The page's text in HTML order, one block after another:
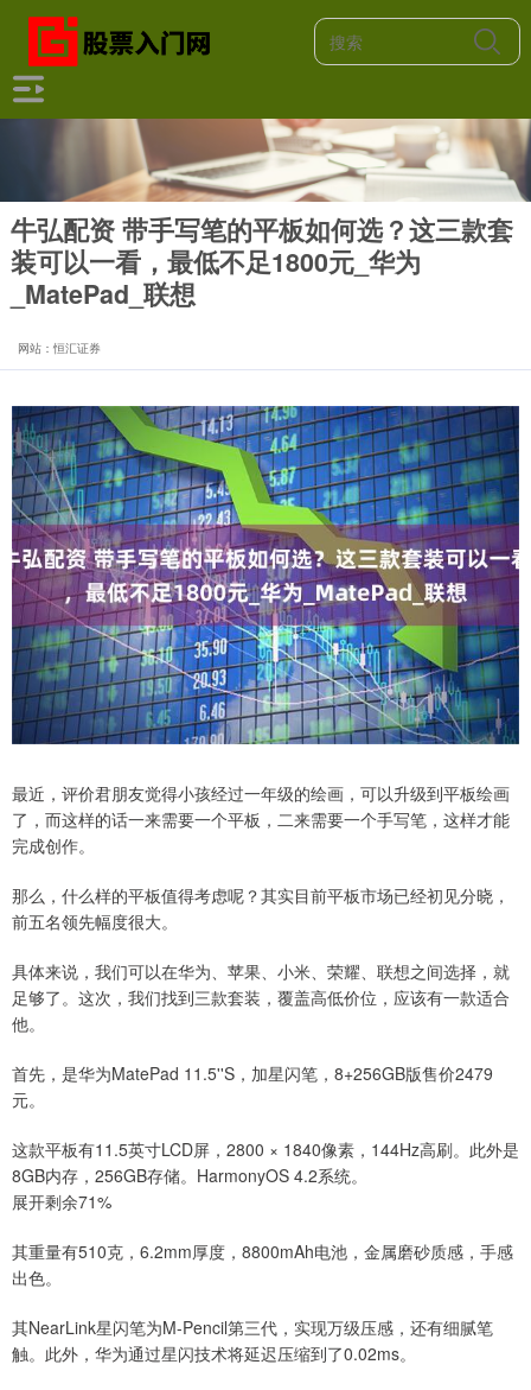
牛弘配资 带手写笔的平板如何选？这三款套
装可以一看，最低不足1800元_华为
_MatePad_联想
网站：恒汇证券
最近，评价君朋友觉得小孩经过一年级的绘画，可以升级到平板绘画
了，而这样的话一来需要一个平板，二来需要一个手写笔，这样才能
完成创作。
那么，什么样的平板值得考虑呢？其实目前平板市场已经初见分晓，
前五名领先幅度很大。
具体来说，我们可以在华为、苹果、小米、荣耀、联想之间选择，就
足够了。这次，我们找到三款套装，覆盖高低价位，应该有一款适合
他。
首先，是华为MatePad 11.5''S，加星闪笔，8+256GB版售价2479
元。
这款平板有11.5英寸LCD屏，2800 × 1840像素，144Hz高刷。此外是
8GB内存，256GB存储。HarmonyOS 4.2系统。
展开剩余71%
其重量有510克，6.2mm厚度，8800mAh电池，金属磨砂质感，手感
出色。
其NearLink星闪笔为M-Pencil第三代，实现万级压感，还有细腻笔
触。此外，华为通过星闪技术将延迟压缩到了0.02ms。